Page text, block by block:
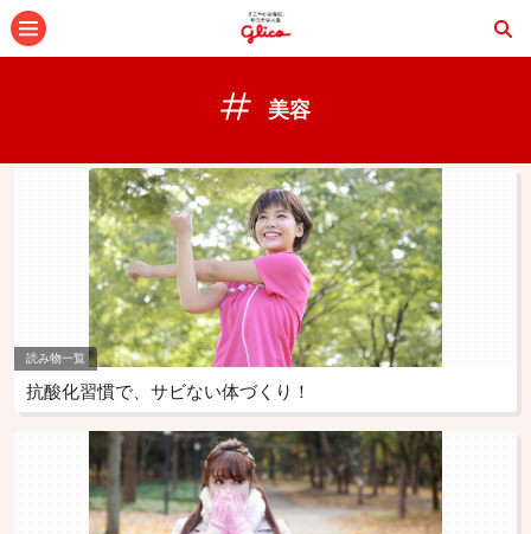
美容
読み物一覧
抗酸化習慣で、サビない体づくり！